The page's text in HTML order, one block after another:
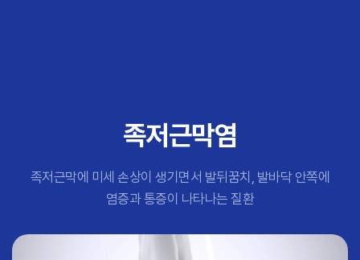
#교통사고후유증 #허리디스크
#추나요법
족저근막염
족저근막에 미세 손상이 생기면서 발뒤꿈치, 발바닥 안쪽에
염증과 통증이 나타나는 질환